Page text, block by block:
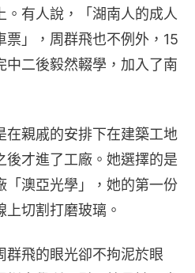
有人說，「湖南人的成人
」，周群飛也不例外，15
中二後毅然輟學，加入了南
在親戚的安排下在建築工地
後才進了工廠。她選擇的是
「澳亞光學」，她的第一份
切割打磨玻璃。
群飛的眼光卻不拘泥於眼